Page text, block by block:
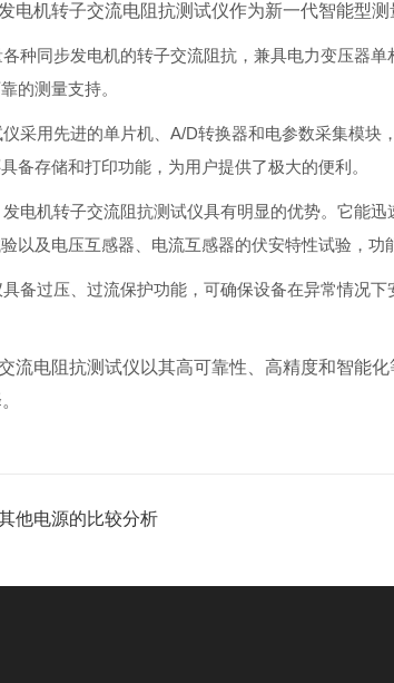
电机转子交流电阻抗测试仪作为新一代智能型
种同步发电机的转子交流阻抗，兼具电力变压器
的测量支持。
采用先进的单片机、A/D转换器和电参数采集模
备存储和打印功能，为用户提供了极大的便利。
电机转子交流阻抗测试仪具有明显的优势。它能
以及电压互感器、电流互感器的伏安特性试验，功
备过压、过流保护功能，可确保设备在异常情况
流电阻抗测试仪以其高可靠性、高精度和智能
他电源的比较分析